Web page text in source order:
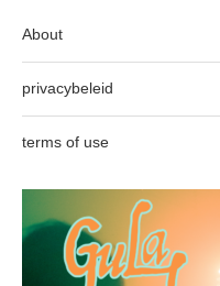
About
privacybeleid
terms of use